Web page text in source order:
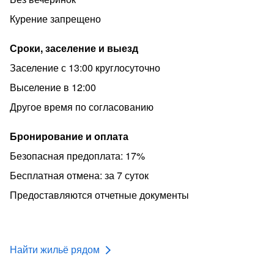
Курение запрещено
Сроки, заселение и выезд
Заселение с 13:00 круглосуточно
Выселение в 12:00
Другое время по согласованию
Бронирование и оплата
Безопасная предоплата: 17%
Бесплатная отмена: за 7 суток
Предоставляются отчетные документы
Найти жильё рядом